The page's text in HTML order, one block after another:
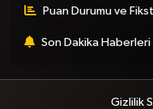
Puan Durumu ve
Son Dakika Haberleri
Gizlilik